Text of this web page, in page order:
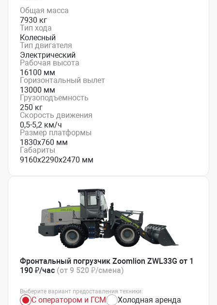
Общая масса
7930 кг
Тип хода
Колесный
Тип двигателя
Электрический
Рабочая высота
16100 мм
Горизонтальный вылет
13000 мм
Грузоподъемность
250 кг
Скорость движения
0,5-5,2 км/ч
Размер платформы
1830х760 мм
Габариты
9160х2290х2470 мм
Фронтальный погрузчик Zoomlion ZWL33G от 1
190 ₽/час (от 9 520 ₽/смена)
Выберите вариант предоставления техники:
С оператором и ГСМ Холодная аренда